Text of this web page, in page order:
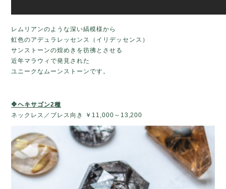
レムリアンのような深い縞模様から
虹色のアデュラレッセンス（イリデッセンス）
サンストーンの煌めきを彷彿とさせる
近年マラウィで発見された
ユニークなムーンストーンです。
🔷ヘキサゴン2種
ネックレス／ブレス向き ￥11,000～13,200